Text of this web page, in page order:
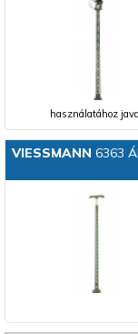
használatához
VIESSMANN 6363